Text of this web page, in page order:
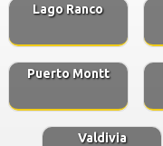
Lago Ranco
Puerto Montt
Valdivia